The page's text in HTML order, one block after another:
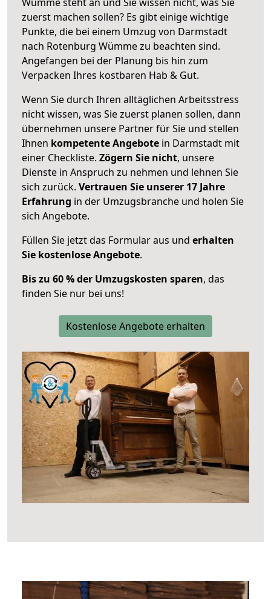
zuerst machen sollen? Es gibt einige wichtige
Punkte, die bei einem Umzug von Darmstadt
nach Rotenburg Wümme zu beachten sind.
Angefangen bei der Planung bis hin zum
Verpacken Ihres kostbaren Hab & Gut.
Wenn Sie durch Ihren alltäglichen Arbeitsstress
nicht wissen, was Sie zuerst planen sollen, dann
übernehmen unsere Partner für Sie und stellen
Ihnen kompetente Angebote in Darmstadt mit
einer Checkliste. Zögern Sie nicht, unsere
Dienste in Anspruch zu nehmen und lehnen Sie
sich zurück. Vertrauen Sie unserer 17 Jahre
Erfahrung in der Umzugsbranche und holen Sie
sich Angebote.
Füllen Sie jetzt das Formular aus und erhalten
Sie kostenlose Angebote.
Bis zu 60 % der Umzugskosten sparen, das
finden Sie nur bei uns!
Kostenlose Angebote erhalten